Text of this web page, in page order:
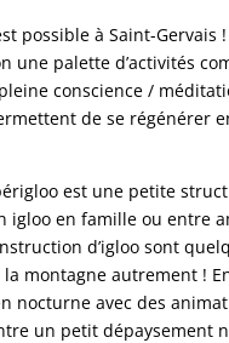
possible à Saint-
palette d’activités
conscience /
de se régénérer
est une petite
en famille ou entre
d’igloo sont
montagne autrement !
nocturne avec des
un petit dépaysement